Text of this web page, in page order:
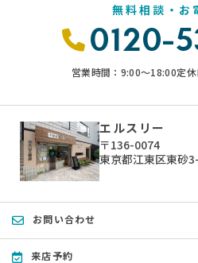
無料相談・お
0120-
営業時間：9:00〜18:00定
エルスリー
〒136-0074
東京都江東区東砂
お問い合わせ
来店予約